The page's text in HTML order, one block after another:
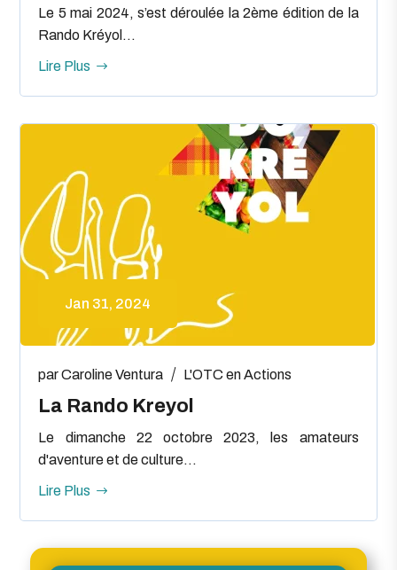
Le 5 mai 2024, s’est déroulée la 2ème édition de la
Rando Kréyol...
Lire Plus
Jan 31, 2024
La Rando Kreyol
parCaroline Ventura L'OTC en Actions
Le dimanche 22 octobre 2023, les amateurs
d'aventure et de culture...
Lire Plus